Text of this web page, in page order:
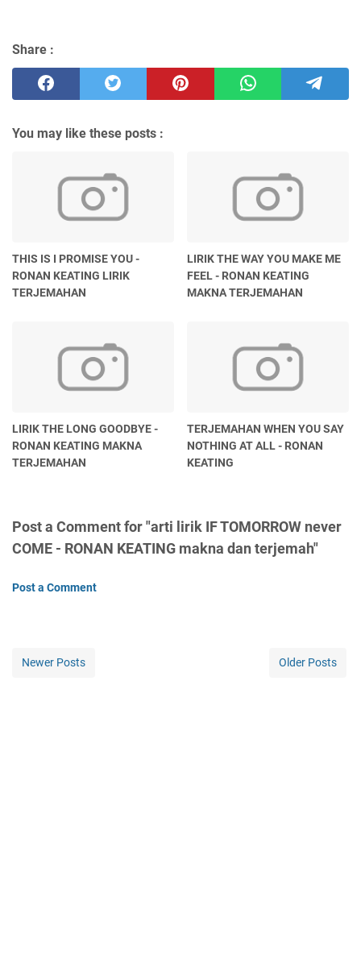
Share :
You may like these posts :
THIS IS I PROMISE YOU -
RONAN KEATING LIRIK
TERJEMAHAN
LIRIK THE WAY YOU MAKE ME
FEEL - RONAN KEATING
MAKNA TERJEMAHAN
LIRIK THE LONG GOODBYE -
RONAN KEATING MAKNA
TERJEMAHAN
TERJEMAHAN WHEN YOU SAY
NOTHING AT ALL - RONAN
KEATING
Post a Comment for "arti lirik IF TOMORROW never
COME - RONAN KEATING makna dan terjemah"
Post a Comment
Newer Posts Older Posts